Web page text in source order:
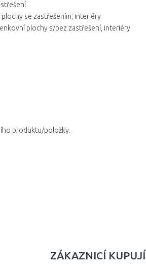
se zastřešením, interiéry
plochy s/bez zastřešení, interiéry
produktu/položky.
ZÁKAZNICÍ